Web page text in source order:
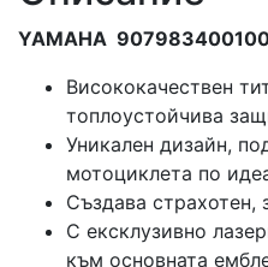
YAMAHA
Висококачествен
топлоустойчива
Уникален дизайн,
мотоциклета по
Създава страхотен,
С ексклузивнo
към основната